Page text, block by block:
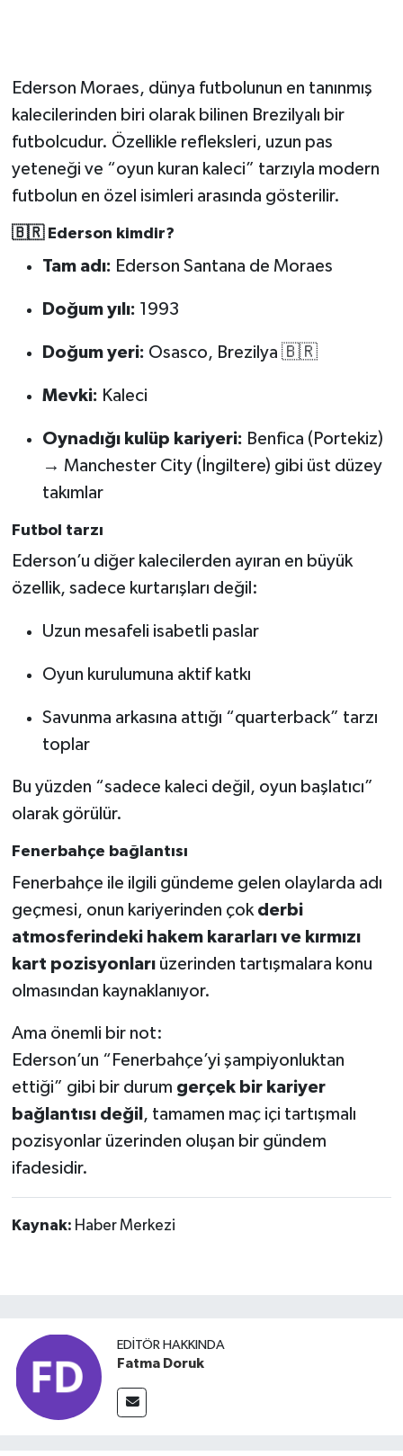
Ederson Moraes, dünya futbolunun en tanınmış
kalecilerinden biri olarak bilinen Brezilyalı bir
futbolcudur. Özellikle refleksleri, uzun pas
yeteneği ve “oyun kuran kaleci” tarzıyla modern
futbolun en özel isimleri arasında gösterilir.
🇧🇷 Ederson kimdir?
Tam adı: Ederson Santana de Moraes
Doğum yılı: 1993
Doğum yeri: Osasco, Brezilya 🇧🇷
Mevki: Kaleci
Oynadığı kulüp kariyeri: Benfica (Portekiz)
→ Manchester City (İngiltere) gibi üst düzey
takımlar
Futbol tarzı
Ederson’u diğer kalecilerden ayıran en büyük
özellik, sadece kurtarışları değil:
Uzun mesafeli isabetli paslar
Oyun kurulumuna aktif katkı
Savunma arkasına attığı “quarterback” tarzı
toplar
Bu yüzden “sadece kaleci değil, oyun başlatıcı”
olarak görülür.
Fenerbahçe bağlantısı
Fenerbahçe ile ilgili gündeme gelen olaylarda adı
geçmesi, onun kariyerinden çok derbi
atmosferindeki hakem kararları ve kırmızı
kart pozisyonlarıüzerinden tartışmalara konu
olmasından kaynaklanıyor.
Ama önemli bir not:
Ederson’un “Fenerbahçe’yi şampiyonluktan
ettiği” gibi bir durum gerçek bir kariyer
bağlantısı değil , tamamen maç içi tartışmalı
pozisyonlar üzerinden oluşan bir gündem
ifadesidir.
Kaynak: Haber Merkezi
EDITÖR HAKKINDA
Fatma Doruk